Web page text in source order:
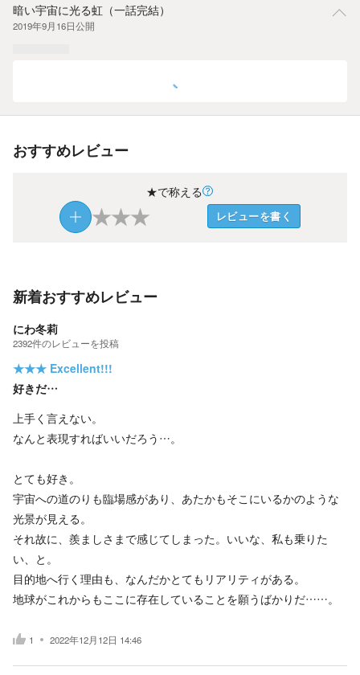
暗い宇宙に光る虹（一話完結）
2019年9月16日公開
おすすめレビュー
★で称える
★★★ レビューを書く
新着おすすめレビュー
にわ冬莉
2392件のレビューを投稿
★★★ Excellent!!!
好きだ…
上手く言えない。
なんと表現すればいいだろう…。
とても好き。
宇宙への道のりも臨場感があり、あたかもそこにいるかのような
光景が見える。
それ故に、羨ましさまで感じてしまった。いいな、私も乗りた
い、と。
目的地へ行く理由も、なんだかとてもリアリティがある。
地球がこれからもここに存在していることを願うばかりだ……。
1 2022年12月12日 14:46